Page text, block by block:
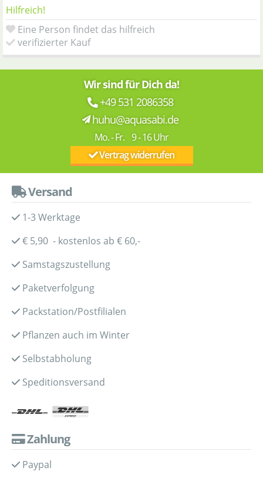
Hilfreich!
Eine Person findet das hilfreich
verifizierter Kauf
Wir sind für Dich da!
+49 531 2086358
huhu@aquasabi.de
Mo. - Fr. 9 - 16 Uhr
Vertrag widerrufen
Versand
1-3 Werktage
€ 5,90 - kostenlos ab € 60,-
Samstagszustellung
Paketverfolgung
Packstation/Postfilialen
Pflanzen auch im Winter
Selbstabholung
Speditionsversand
Zahlung
Paypal